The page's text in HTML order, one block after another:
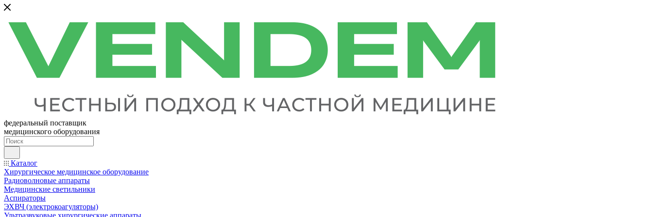
федеральный поставщик
медицинского оборудования
Каталог
Хирургическое медицинское оборудование
Радиоволновые аппараты
Медицинские светильники
Аспираторы
ЭХВЧ (электрокоагуляторы)
Ультразвуковые хирургические аппараты